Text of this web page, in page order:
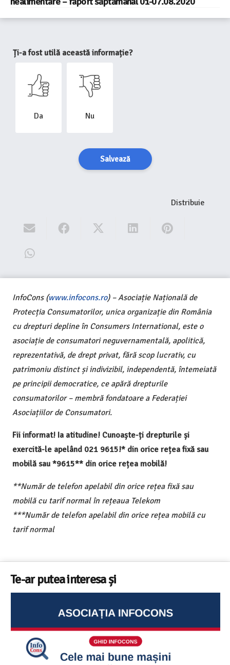
Ți-a fost utilă această informație?
Da Nu
Salvează
Distribuie
InfoCons (www.infocons.ro) – Asociație Națională de
Protecția Consumatorilor, unica organizație din România
cu drepturi depline în Consumers International, este o
asociație de consumatori neguvernamentală, apolitică,
reprezentativă, de drept privat, fără scop lucrativ, cu
patrimoniu distinct și indivizibil, independentă, întemeiată
pe principii democratice, ce apără drepturile
consumatorilor – membră fondatoare a Federației
Asociațiilor de Consumatori.
Fii informat! Ia atitudine! Cunoaște-ți drepturile și
exercită-le apelând 021 9615!* din orice rețea fixă sau
mobilă sau *9615** din orice rețea mobilă!
**Număr de telefon apelabil din orice rețea fixă sau
mobilă cu tarif normal în rețeaua Telekom
***Număr de telefon apelabil din orice rețea mobilă cu
tarif normal
Te-ar putea interesa și